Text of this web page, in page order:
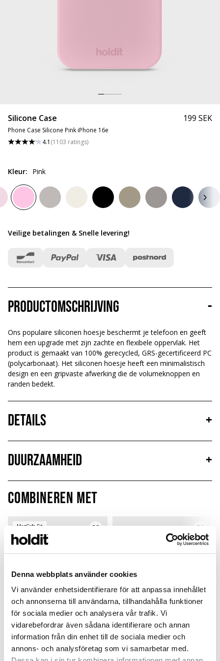
Denna webbplats använder cookies
Vi använder enhetsidentifierare för att anpassa innehållet
och annonserna till användarna, tillhandahålla funktioner
för sociala medier och analysera vår trafik. Vi
vidarebefordrar även sådana identifierare och annan
information från din enhet till de sociala medier och
annons- och analysföretag som vi samarbetar med.
Silicone Case
Phone Case Silicone Pink iPhone 16e
4.1 (1103 ratings)
199 SEK
Kleur: Pink
Veilige betalingen & Snelle levering!
Productomschrijving -
Ons populaire siliconen hoesje beschermt je telefoon en geeft
hem een upgrade met zijn zachte en flexibele oppervlak. Het
product is gemaakt van 100% gerecycled, GRS-gecertificeerd PC
(polycarbonaat). Het siliconen hoesje heeft een minimalistisch
design en een gripvaste afwerking die de volumeknoppen en
randen bedekt.
Details +
Duurzaamheid
+
Combineren met
MagSafe Fit
Card Holder Silicone Case